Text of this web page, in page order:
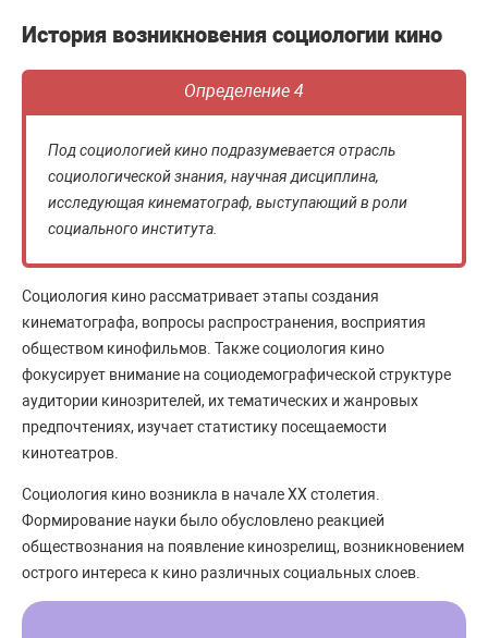
История возникновения социологии кино
Определение 4
Под социологией кино подразумевается отрасль
социологической знания, научная дисциплина,
исследующая кинематограф, выступающий в роли
социального института.
Социология кино рассматривает этапы создания
кинематографа, вопросы распространения, восприятия
обществом кинофильмов. Также социология кино
фокусирует внимание на социодемографической структуре
аудитории кинозрителей, их тематических и жанровых
предпочтениях, изучает статистику посещаемости
кинотеатров.
Социология кино возникла в начале XX столетия.
Формирование науки было обусловлено реакцией
обществознания на появление кинозрелищ, возникновением
острого интереса к кино различных социальных слоев.